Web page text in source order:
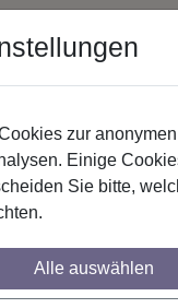
innerhalb
2-lfg.
Schwarz
zur
Einige
Sie bitte,
Alle auswählen